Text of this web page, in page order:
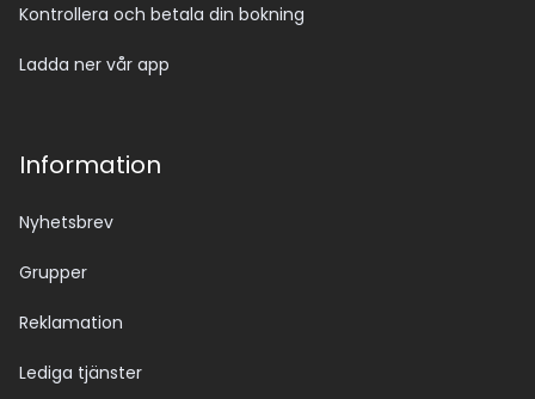
Kontrollera och betala din bokning
Ladda ner vår app
Information
Nyhetsbrev
Grupper
Reklamation
Lediga tjänster